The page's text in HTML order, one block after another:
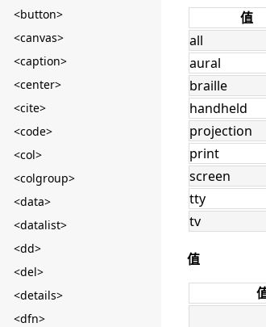
<button>
<canvas>
<caption>
<center>
<cite>
<code>
<col>
<colgroup>
<data>
<datalist>
<dd>
<del>
<details>
<dfn>
值
all
aural
braille
handheld
projection
print
screen
tty
tv
值